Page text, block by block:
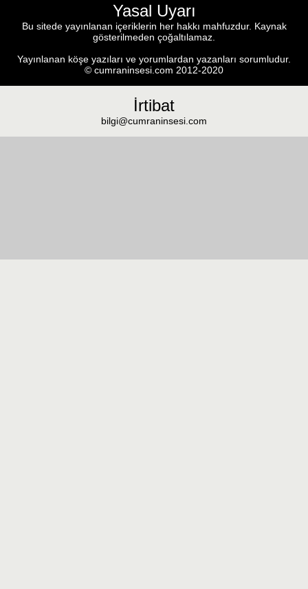
Yasal Uyarı
Bu sitede yayınlanan içeriklerin her hakkı mahfuzdur. Kaynak
gösterilmeden çoğaltılamaz.
Yayınlanan köşe yazıları ve yorumlardan yazanları sorumludur.
© cumraninsesi.com 2012-2020
İrtibat
bilgi@cumraninsesi.com